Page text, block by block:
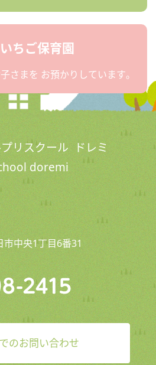
いちご保育園
さまを お預かりしています。
リスクール ドレミ
doremi
中央1丁目6番31
のお問い合わせ